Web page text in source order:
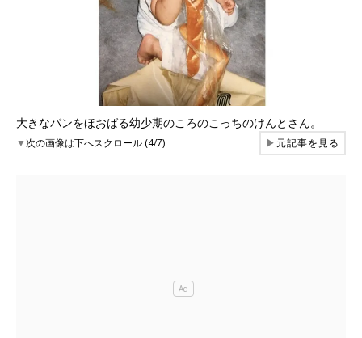
大きなパンをほおばる幼少期のころのこっちのけんとさん。
▼次の画像は下へスクロール (4/7) ▶元記事を見る